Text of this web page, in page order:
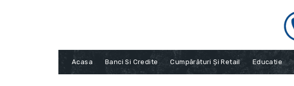
Acasa Banci Si Credite Cumpărături Și Retail Educatie